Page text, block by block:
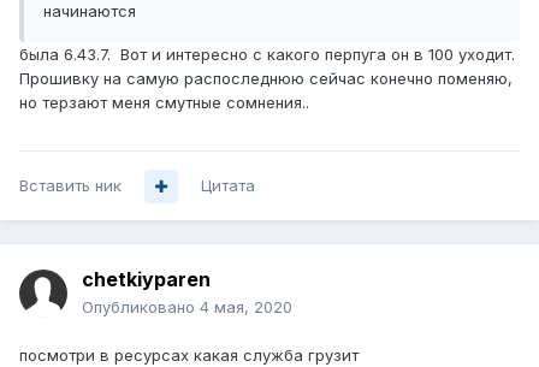
начинаются
была 6.43.7. Вот и интересно с какого перпуга он в 100 уходит.
Прошивку на самую распоследнюю сейчас конечно поменяю,
но терзают меня смутные сомнения..
Вставить ник Цитата
chetkiyparen
Опубликовано 4 мая, 2020
посмотри в ресурсах какая служба грузит